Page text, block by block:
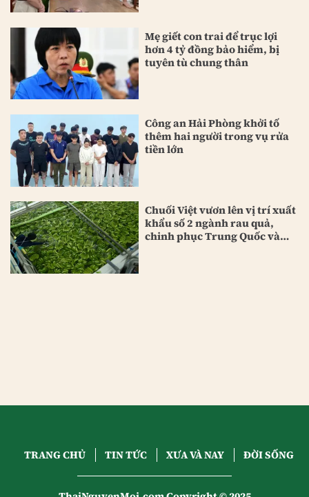
Mẹ giết con trai để trục lợi
hơn 4 tỷ đồng bảo hiểm, bị
tuyên tù chung thân
Công an Hải Phòng khởi tố
thêm hai người trong vụ rửa
tiền lớn
Chuối Việt vươn lên vị trí xuất
khẩu số 2 ngành rau quả,
chinh phục Trung Quốc và
TRANG CHỦ TIN TỨC XƯA VÀ NAY ĐỜI SỐNG